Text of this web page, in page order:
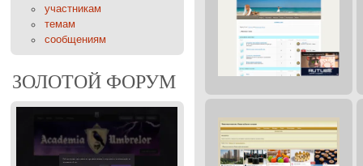
участникам
темам
сообщениям
ЗОЛОТОЙ ФОРУМ